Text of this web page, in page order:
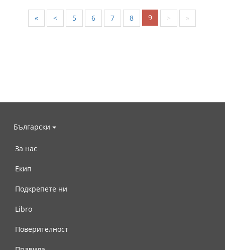
« < 5 6 7 8 9 > »
Български
За нас
Екип
Подкрепете ни
Libro
Поверителност